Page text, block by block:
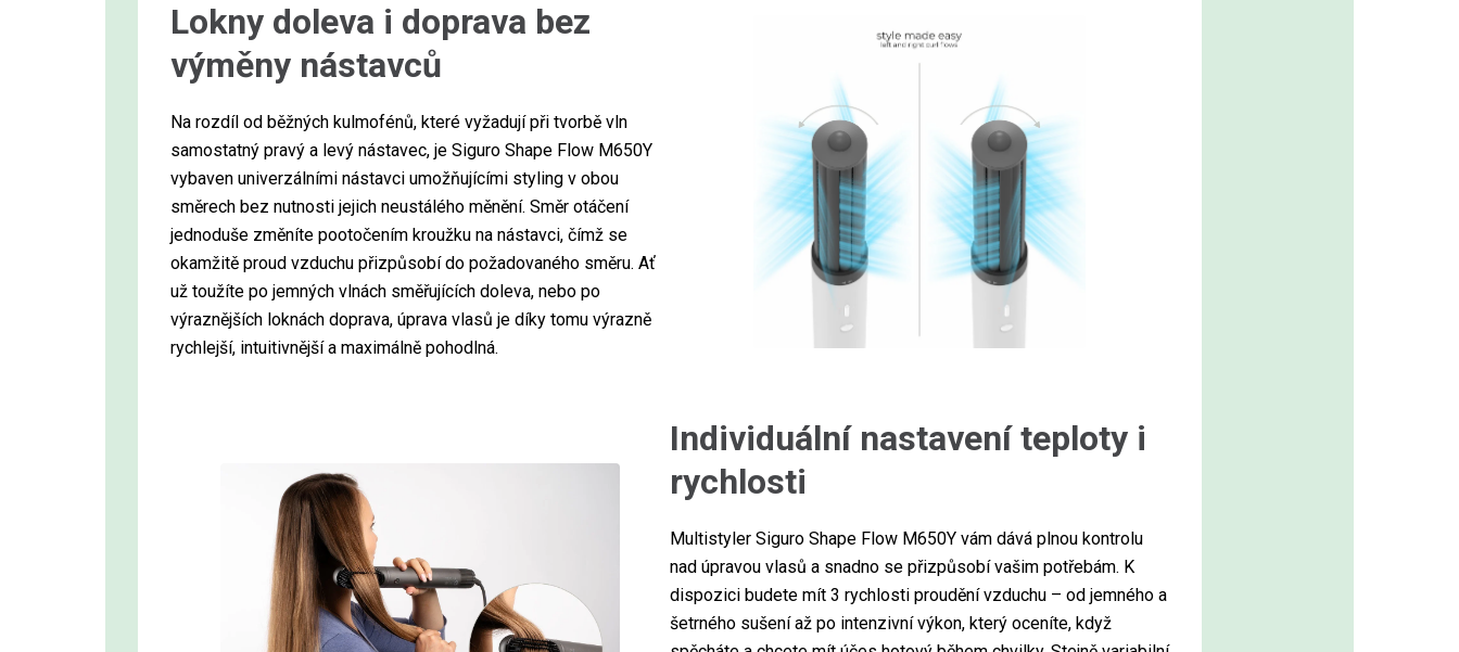
Lokny doleva i doprava bez
výměny nástavců
Na rozdíl od běžných kulmofénů, které vyžadují při tvorbě vln
samostatný pravý a levý nástavec, je Siguro Shape Flow M650Y
vybaven univerzálními nástavci umožňujícími styling v obou
směrech bez nutnosti jejich neustálého měnění. Směr otáčení
jednoduše změníte pootočením kroužku na nástavci, čímž se
okamžitě proud vzduchu přizpůsobí do požadovaného směru. Ať
už toužíte po jemných vlnách směřujících doleva, nebo po
výraznějších loknách doprava, úprava vlasů je díky tomu výrazně
rychlejší, intuitivnější a maximálně pohodlná.
Individuální nastavení teploty i
rychlosti
Multistyler Siguro Shape Flow M650Y vám dává plnou kontrolu
nad úpravou vlasů a snadno se přizpůsobí vašim potřebám. K
dispozici budete mít 3 rychlosti proudění vzduchu – od jemného a
šetrného sušení až po intenzivní výkon, který oceníte, když